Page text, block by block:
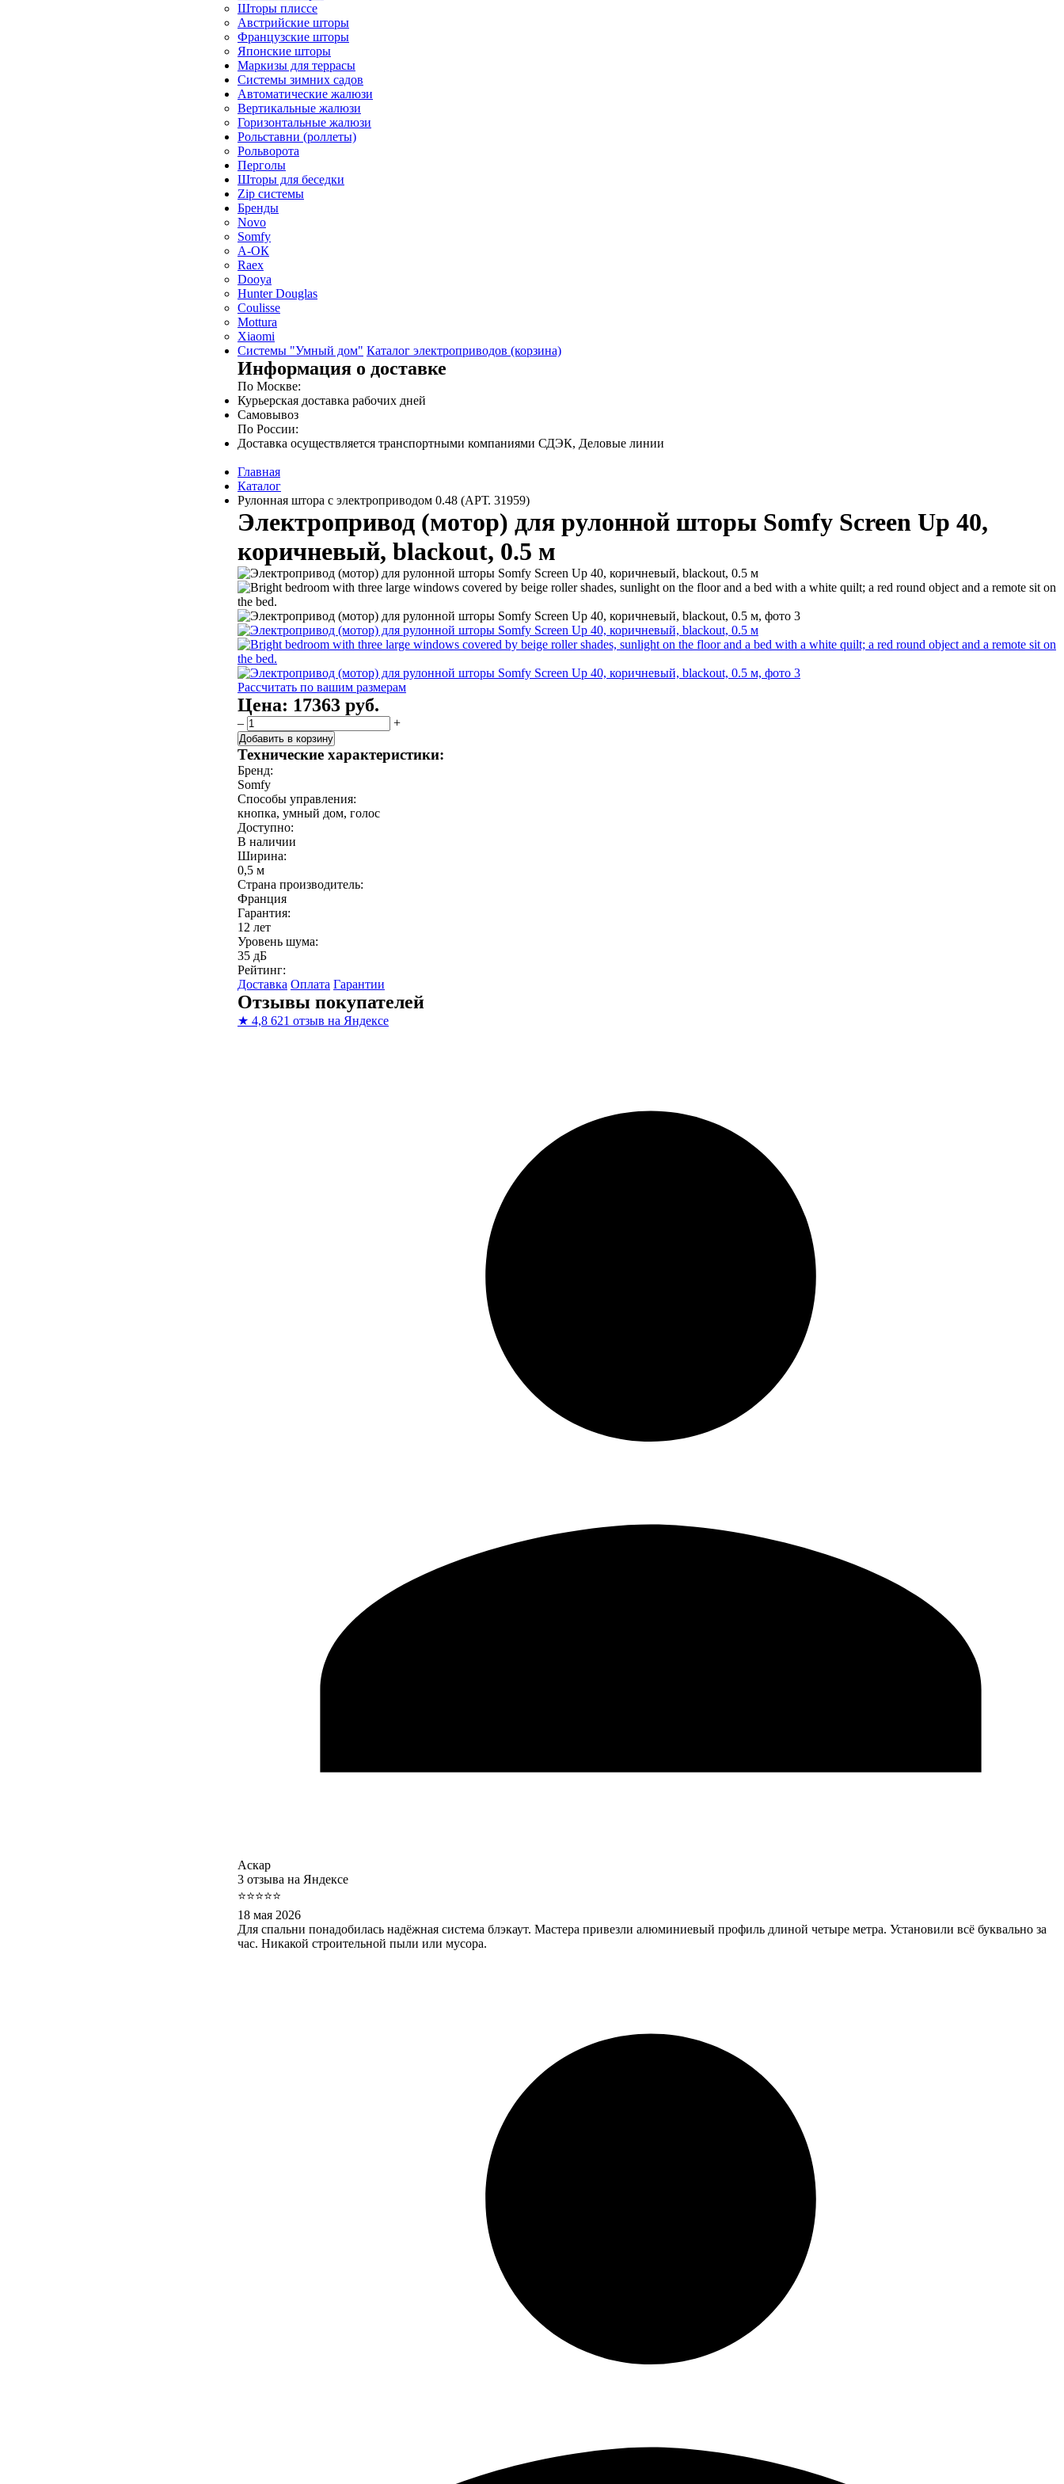
Шторы плиссе
Австрийские шторы
Французские шторы
Японские шторы
Маркизы для террасы
Системы зимних садов
Автоматические жалюзи
Вертикальные жалюзи
Горизонтальные жалюзи
Рольставни (роллеты)
Рольворота
Перголы
Шторы для беседки
Zip системы
Бренды
Novo
Somfy
А-ОК
Raex
Dooya
Hunter Douglas
Coulisse
Mottura
Xiaomi
Системы "Умный дом" Каталог электроприводов (корзина)
Информация о доставке
По Москве:
Курьерская доставка рабочих дней
Самовывоз
По России:
Доставка осуществляется транспортными компаниями СДЭК, Деловые линии
Главная
Каталог
Рулонная штора с электроприводом 0.48 (АРТ. 31959)
Электропривод (мотор) для рулонной шторы Somfy Screen Up 40,
коричневый, blackout, 0.5 м
Рассчитать по вашим размерам
Цена: 17363 руб.
– +
Добавить в корзину
Технические характеристики:
Бренд:
Somfy
Способы управления:
кнопка, умный дом, голос
Доступно:
В наличии
Ширина:
0,5 м
Страна производитель:
Франция
Гарантия:
12 лет
Уровень шума:
35 дБ
Рейтинг:
Доставка Оплата Гарантии
Отзывы покупателей
★ 4,8 621 отзыв на Яндексе
Аскар
3 отзыва на Яндексе
⭐⭐⭐⭐⭐
18 мая 2026
Для спальни понадобилась надёжная система блэкаут. Мастера привезли алюминиевый профиль длиной четыре метра. Установили всё буквально за
час. Никакой строительной пыли или мусора.